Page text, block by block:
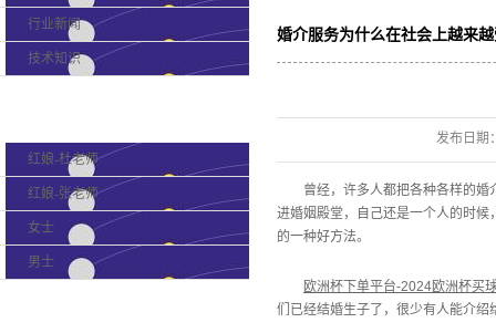
行业新闻
技术知识
红娘-杜老师
红娘-张老师
女士
男士
婚介服务为什么在社会上越来
发布日期
曾经，许多人都把各种各样的
进婚姻殿堂，自己还是一个人的时
的一种好方法。
欧洲杯下单平台-2024欧洲杯买
们已经结婚生子了，很少有人能介